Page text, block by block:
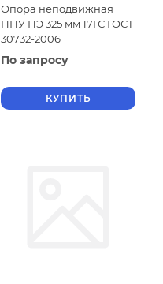
Опора неподвижная
ППУ ПЭ 325 мм 17ГС ГОСТ
30732-2006
По запросу
КУПИТЬ